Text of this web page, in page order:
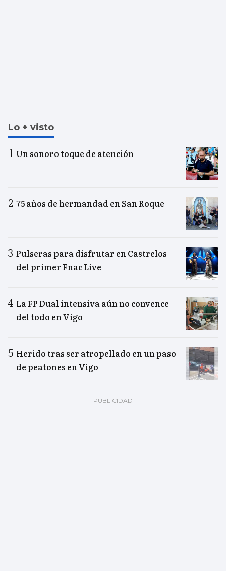
Lo + visto
Un sonoro toque de atención
75 años de hermandad en San Roque
Pulseras para disfrutar en Castrelos
del primer Fnac Live
La FP Dual intensiva aún no convence
del todo en Vigo
Herido tras ser atropellado en un paso
de peatones en Vigo